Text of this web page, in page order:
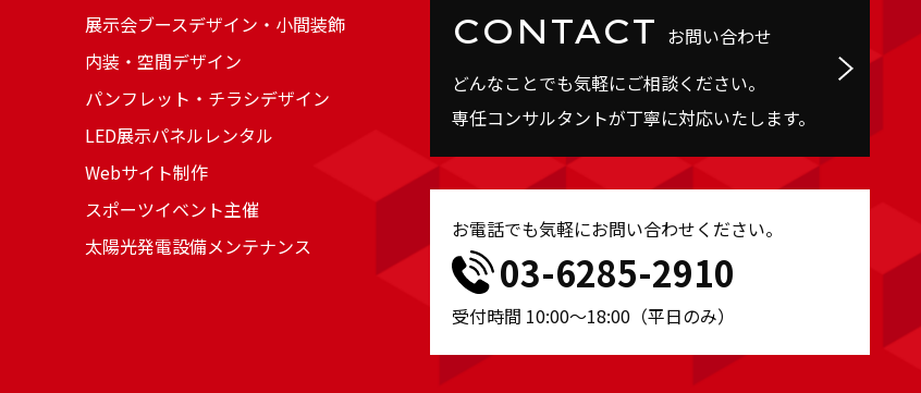
展示会ブースデザイン・小間装飾
内装・空間デザイン
パンフレット・チラシデザイン
LED展示パネルレンタル
Webサイト制作
スポーツイベント主催
太陽光発電設備メンテナンス
CONTACT お問い合わせ
どんなことでも気軽にご相談ください。
専任コンサルタントが丁寧に対応いたします。
お電話でも気軽にお問い合わせください。
03-6285-2910
受付時間 10:00～18:00（平日のみ）